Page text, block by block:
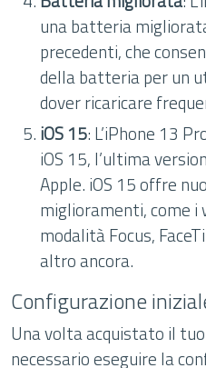
una batteria
precedenti, che
della batteria per un
dover ricaricare
iOS 15: L’iPhone 13
iOS 15, l’ultima
Apple. iOS 15 offre
miglioramenti, come i
modalità Focus,
altro ancora.
Configurazione
Una volta acquistato il
necessario eseguire la